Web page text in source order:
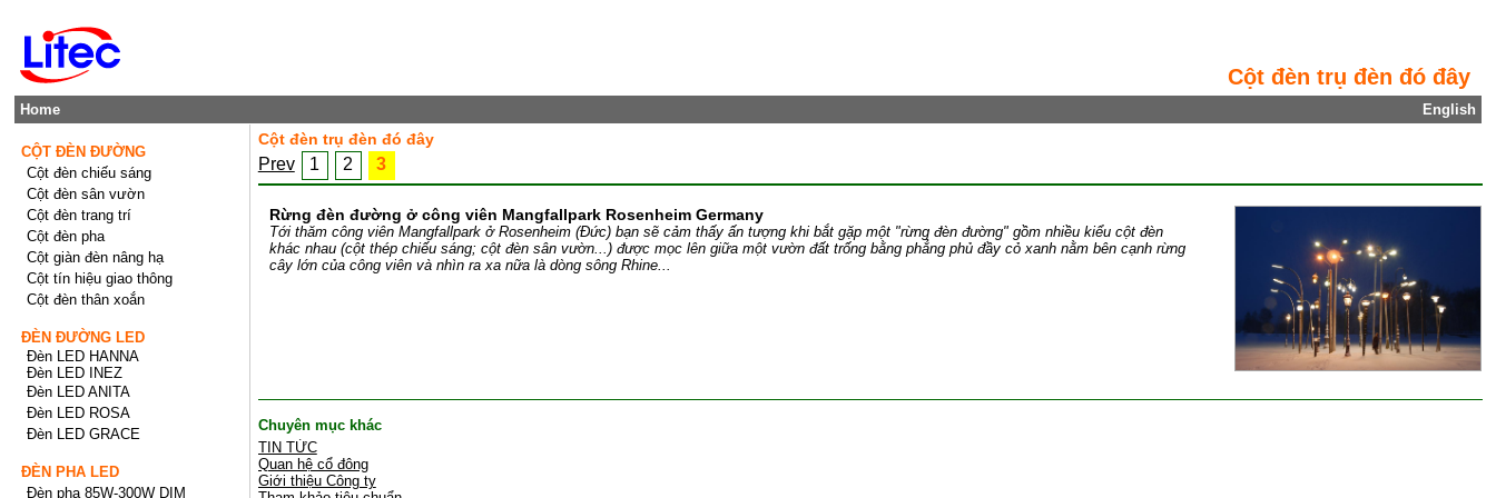
Cột đèn trụ đèn đó đây
Home English
Cột đèn trụ đèn đó đây
Prev 1 2 3
Rừng đèn đường ở công viên Mangfallpark Rosenheim Germany
Tới thăm công viên Mangfallpark ở Rosenheim (Đức) bạn sẽ cảm thấy ấn tượng khi bắt gặp một "rừng đèn đường" gồm nhiều kiểu cột đèn
khác nhau (cột thép chiếu sáng; cột đèn sân vườn...) được mọc lên giữa một vườn đất trống bằng phẳng phủ đầy cỏ xanh nằm bên cạnh rừng
cây lớn của công viên và nhìn ra xa nữa là dòng sông Rhine...
Chuyên mục khác
TIN TỨC
Quan hệ cổ đông
Giới thiệu Công ty
CỘT ĐÈN ĐƯỜNG
Cột đèn chiếu sáng
Cột đèn sân vườn
Cột đèn trang trí
Cột đèn pha
Cột giàn đèn nâng hạ
Cột tín hiệu giao thông
Cột đèn thân xoắn
ĐÈN ĐƯỜNG LED
Đèn LED HANNA
Đèn LED INEZ
Đèn LED ANITA
Đèn LED ROSA
Đèn LED GRACE
ĐÈN PHA LED
Đèn pha 85W-300W DIM